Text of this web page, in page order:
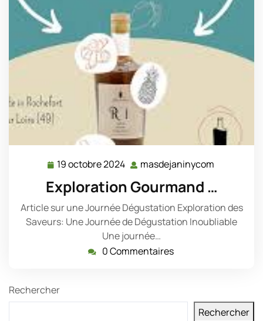
19 octobre 2024 19
octobre
2024
masdejaninycom
Exploration Gourmand …
Article sur une Journée Dégustation Exploration des
Saveurs: Une Journée de Dégustation Inoubliable
Une journée…
0 Commentaires
Rechercher
Rechercher